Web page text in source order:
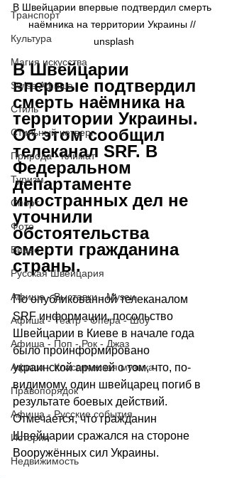
Транспорт
Культура
Магия искусства
Swiss Афиша
Стиль
Стильный четверг
Природа - Климат
Туризм
Спорт
Фото
Видео
Русская Швейцария
Афиша - Выставки - Музеи
Афиша - Театр - Опера - Шоу
Афиша - Поп - Рок - Джаз
Афиша - Классическая музыка
Правопорядок
Афиша - Русские события
История
Недвижимость
В Швейцарии впервые подтвердил смерть
наёмника на территории Украины //
unsplash
В Швейцарии
впервые подтвердил
смерть наёмника на
территории Украины.
Об этом сообщил
телеканал SRF. В
Федеральном
департаменте
иностранных дел не
уточнили
обстоятельства
смерти гражданина
страны.
По опубликованной телеканалом
SRF информации, посольство
Швейцарии в Киеве в начале года
было проинформировано
украинской армией о том, что, по-
видимому, один швейцарец погиб в
результате боевых действий.
Отмечается, что гражданин
Швейцарии сражался на стороне
Вооружённых сил Украины.